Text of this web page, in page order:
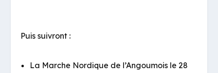
Puis suivront :
La Marche Nordique de l’Angoumois le 28